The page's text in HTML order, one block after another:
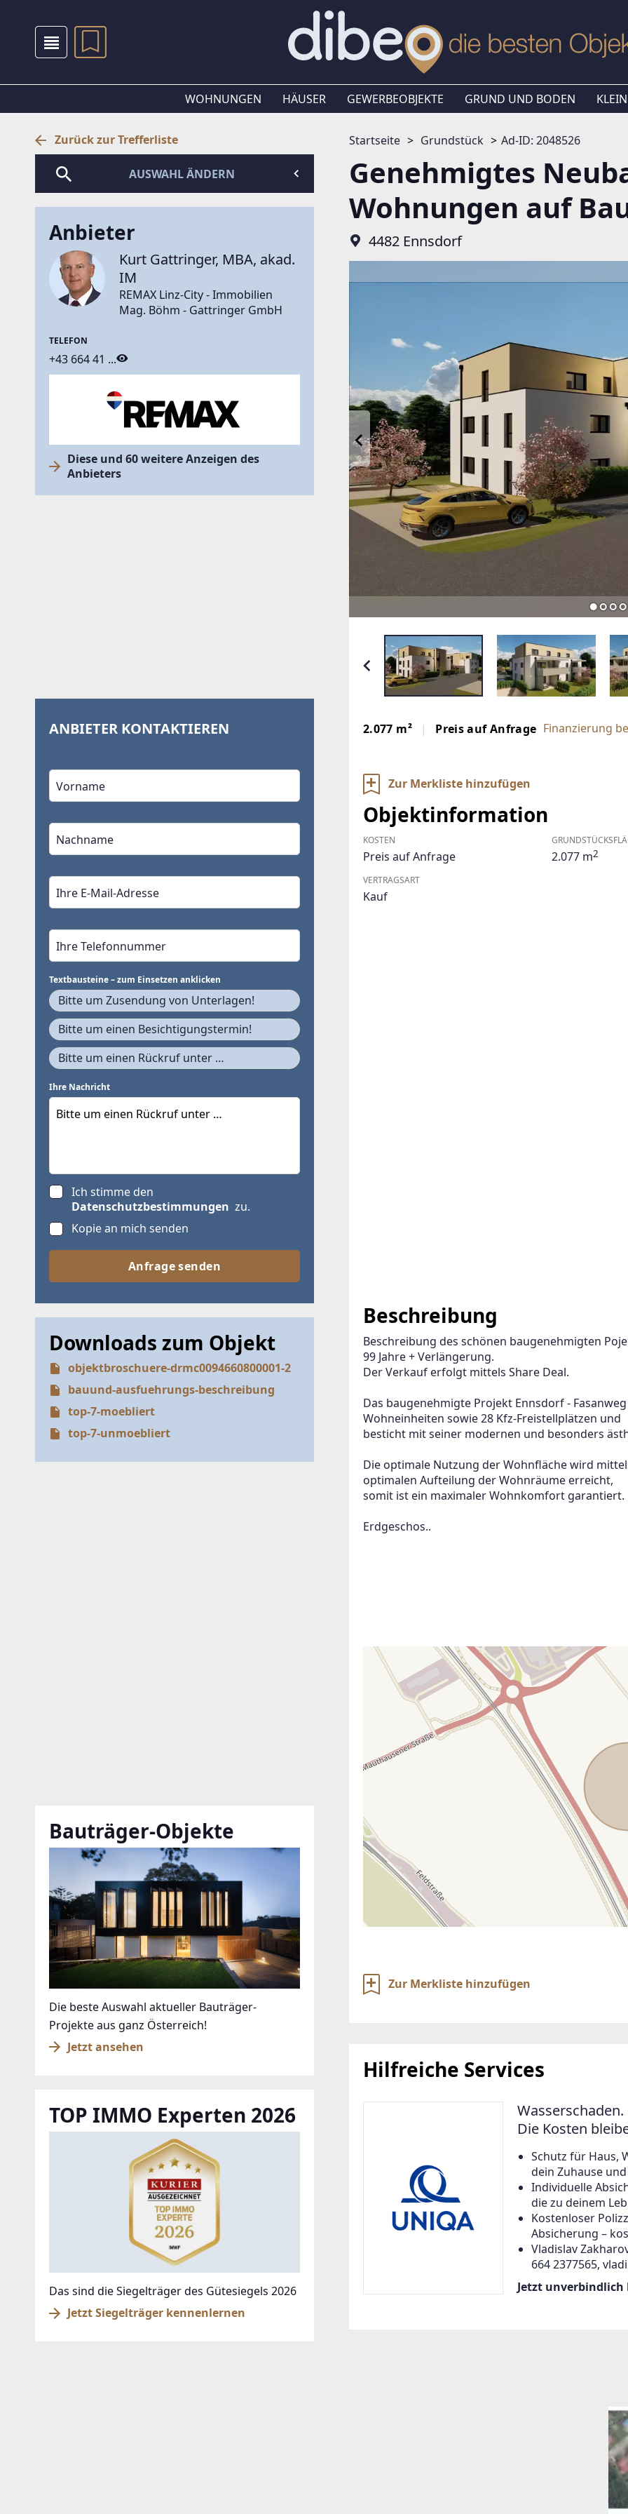
WOHNUNGEN HÄUSER GEWERBEOBJEKTE GRUND UND BODEN
Startseite Grundstück Ad-ID: 2048526
Genehmigtes
Wohnungen auf
4482 Ennsdorf
2.077 m² Preis auf Anfrage Finanzierung
Zur Merkliste hinzufügen
Objektinformation
KOSTEN
Preis auf Anfrage
VERTRAGSART
Kauf
2.077 m2
Beschreibung
Beschreibung des schönen baugenehmigten
99 Jahre + Verlängerung.
Der Verkauf erfolgt mittels Share Deal.
Das baugenehmigte Projekt Ennsdorf -
Wohneinheiten sowie 28 Kfz-Freistellplätzen und
besticht mit seiner modernen und besonders
Die optimale Nutzung der Wohnfläche wird
optimalen Aufteilung der Wohnräume erreicht,
somit ist ein maximaler Wohnkomfort garantiert.
Erdgeschos..
ANBIETER KONTAKTIEREN
Zur Merkliste hinzufügen
Hilfreiche Services
Die Kosten
Schutz für Haus,
dein Zuhause
Individuelle
die zu deinem
Kostenloser
Absicherung –
Vladislav
664 2377565,
Jetzt unverbindlich
Zurück zur Trefferliste
AUSWAHL ÄNDERN
Anbieter
Kurt Gattringer, MBA, akad.
IM
REMAX Linz-City - Immobilien
Mag. Böhm - Gattringer GmbH
TELEFON
+43 664 41 ...
Diese und 60 weitere Anzeigen des
Anbieters
ANBIETER KONTAKTIEREN
Textbausteine – zum Einsetzen anklicken
Bitte um Zusendung von Unterlagen!
Bitte um einen Besichtigungstermin!
Bitte um einen Rückruf unter …
Ihre Nachricht
Ich stimme den
Datenschutzbestimmungen zu.
Kopie an mich senden
Anfrage senden
Downloads zum Objekt
objektbroschuere-drmc0094660800001-2
bauund-ausfuehrungs-beschreibung
top-7-moebliert
top-7-unmoebliert
Bauträger-Objekte
Die beste Auswahl aktueller Bauträger-
Projekte aus ganz Österreich!
Jetzt ansehen
TOP IMMO Experten 2026
Das sind die Siegelträger des Gütesiegels 2026
Jetzt Siegelträger kennenlernen